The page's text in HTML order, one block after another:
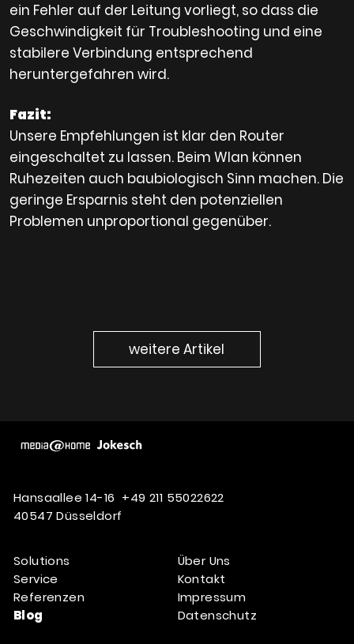
ein Fehler auf der Leitung vorliegt, so dass die
Geschwindigkeit für Troubleshooting und eine
stabilere Verbindung entsprechend
heruntergefahren wird.
Fazit:
Unsere Empfehlungen ist klar den Router
eingeschaltet zu lassen. Beim Wlan können
Ruhezeiten auch baubiologisch Sinn machen. Die
geringe Ersparnis steht den potenziellen
Problemen unproportional gegenüber.
weitere Artikel
Hansaallee 14-16
40547 Düsseldorf
+49 211 55022622
Solutions
Service
Referenzen
Blog
Über Uns
Kontakt
Impressum
Datenschutz